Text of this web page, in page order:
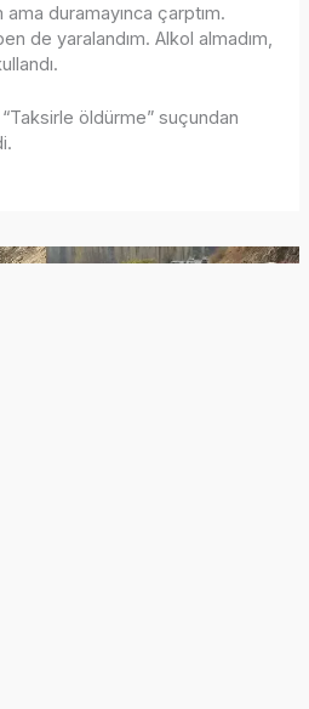
duramayınca çarptım.
de yaralandım. Alkol almadım,
öldürme” suçundan